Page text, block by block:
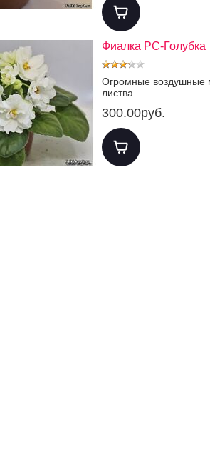
Фиалка РС-Голубка
Огромные воздушные
листва.
300.00руб.